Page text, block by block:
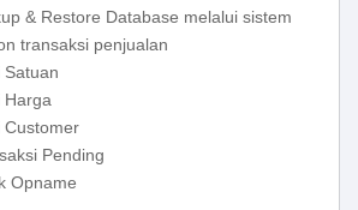
& Restore Database melalui sistem
transaksi penjualan
Satuan
Harga
Customer
Pending
Opname